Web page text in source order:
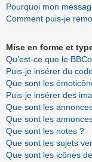
Pourquoi mon
Comment puis-je
Mise en forme et
Qu’est-ce que le
Puis-je insérer du
Que sont les
Puis-je insérer des
Que sont les
Que sont les
Que sont les notes ?
Que sont les sujets
Que sont les icônes